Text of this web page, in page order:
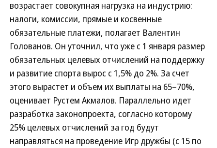
возрастает совокупная нагрузка на индустрию:
налоги, комиссии, прямые и косвенные
обязательные платежи, полагает Валентин
Голованов. Он уточнил, что уже с 1 января размер
обязательных целевых отчислений на поддержку
и развитие спорта вырос с 1,5% до 2%. За счет
этого вырастет и объем их выплаты на 65–70%,
оценивает Рустем Акмалов. Параллельно идет
разработка законопроекта, согласно которому
25% целевых отчислений за год будут
направляться на проведение Игр дружбы (с 15 по